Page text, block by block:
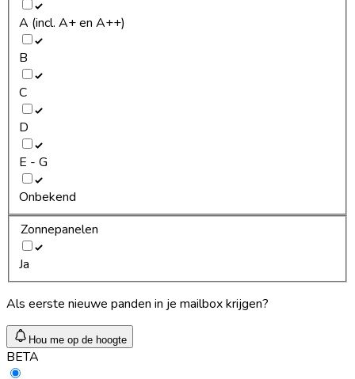
A (incl. A+ en A++)
B
C
D
E - G
Onbekend
Zonnepanelen
Ja
Als eerste nieuwe panden in je mailbox krijgen?
Hou me op de hoogte
BETA